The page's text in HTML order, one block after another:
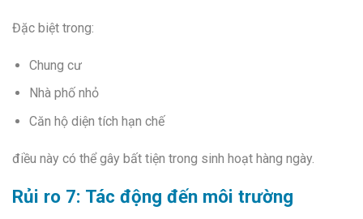
Đặc biệt trong:
Chung cư
Nhà phố nhỏ
Căn hộ diện tích hạn chế
điều này có thể gây bất tiện trong sinh hoạt hàng ngày.
Rủi ro 7: Tác động đến môi trường